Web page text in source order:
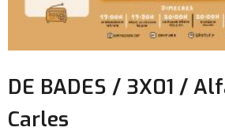
DE BADES / 3X01 /
Carles